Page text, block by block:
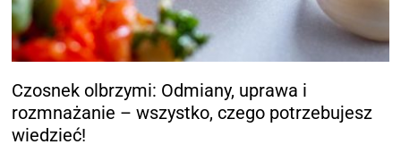
Czosnek olbrzymi: Odmiany, uprawa i
rozmnażanie – wszystko, czego potrzebujesz
wiedzieć!